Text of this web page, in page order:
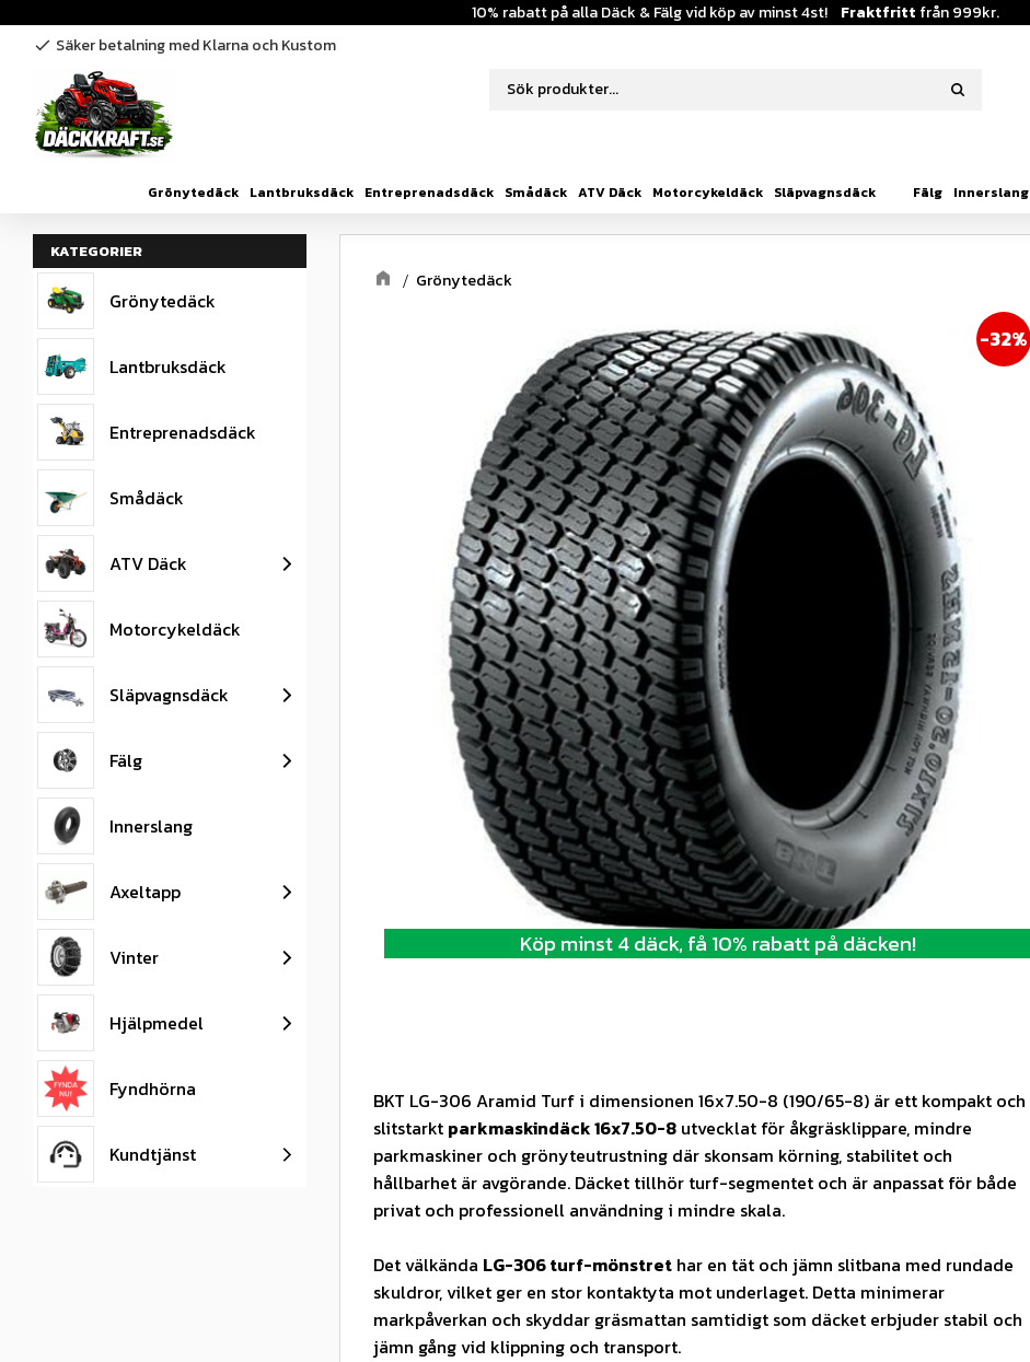
10% rabatt på alla Däck & Fälg vid köp av minst 4st! Fraktfritt från 999kr.
check Säker betalning med Klarna och Kustom
Grönytedäck Lantbruksdäck Entreprenadsdäck Smådäck ATV Däck Motorcykeldäck Släpvagnsdäck Fälg Innerslang
Grönytedäck
Köp minst 4 däck, få 10% rabatt på däcken!
32%
BKT LG-306 Aramid Turf i dimensionen 16x7.50-8 (190/65-8) är ett kompakt och
slitstarkt parkmaskindäck 16x7.50-8 utvecklat för åkgräsklippare, mindre
parkmaskiner och grönyteutrustning där skonsam körning, stabilitet och
hållbarhet är avgörande. Däcket tillhör turf-segmentet och är anpassat för både
privat och professionell användning i mindre skala.
Det välkända LG-306 turf-mönstret har en tät och jämn slitbana med rundade
skuldror, vilket ger en stor kontaktyta mot underlaget. Detta minimerar
markpåverkan och skyddar gräsmattan samtidigt som däcket erbjuder stabil och
jämn gång vid klippning och transport.
KATEGORIER
Grönytedäck
Lantbruksdäck
Entreprenadsdäck
Smådäck
ATV Däck
Motorcykeldäck
Släpvagnsdäck
Fälg
Innerslang
Axeltapp
Vinter
Hjälpmedel
Fyndhörna
Kundtjänst